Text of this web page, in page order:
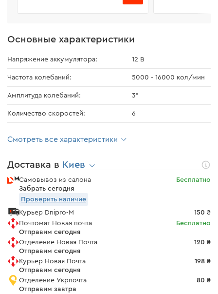
Основные характеристики
Напряжение аккумулятора: 12 В
Частота колебаний: 5000 - 16000 кол/мин
Амплитуда колебаний: 3°
Количество скоростей: 6
Смотреть все характеристики
Доставка в Киев
Самовывоз из салона
Забрать сегодня
Бесплатно
Проверить наличие
Курьер Dnipro-M
150 ₴
Почтомат Новая почта
Отправим сегодня
Бесплатно
Отделение Новая Почта
Отправим сегодня
120 ₴
Курьер Новая Почта
Отправим сегодня
198 ₴
Отделение Укрпочта
Отправим завтра
80 ₴